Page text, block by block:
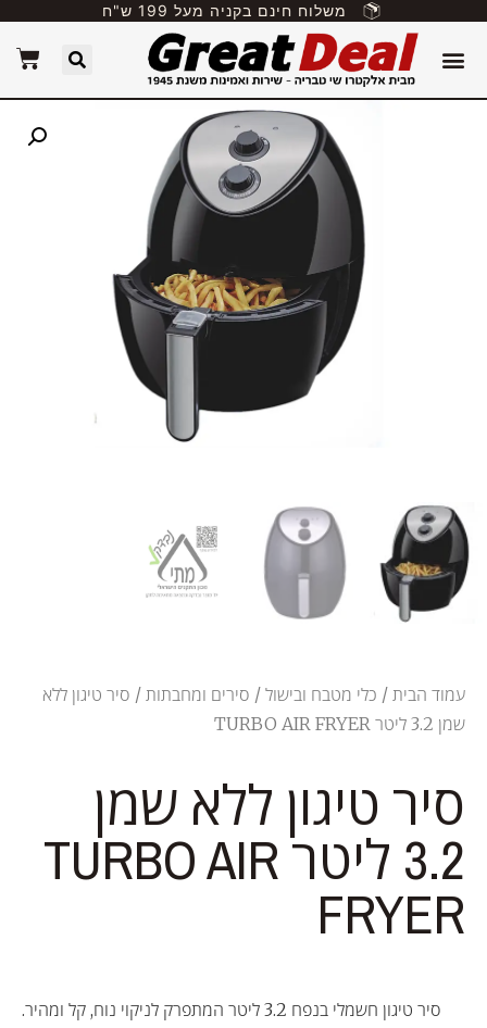
משלוח חינם בקניה מעל 199 ש"ח
עמוד הבית / כלי מטבח ובישול / סירים ומחבתות / סיר טיגון ללא
שמן 3.2 ליטר TURBO AIR FRYER
סיר טיגון ללא שמן
3.2 ליטר TURBO AIR
FRYER
סיר טיגון חשמלי בנפח 3.2 ליטר המתפרק לניקוי נוח, קל ומהיר.